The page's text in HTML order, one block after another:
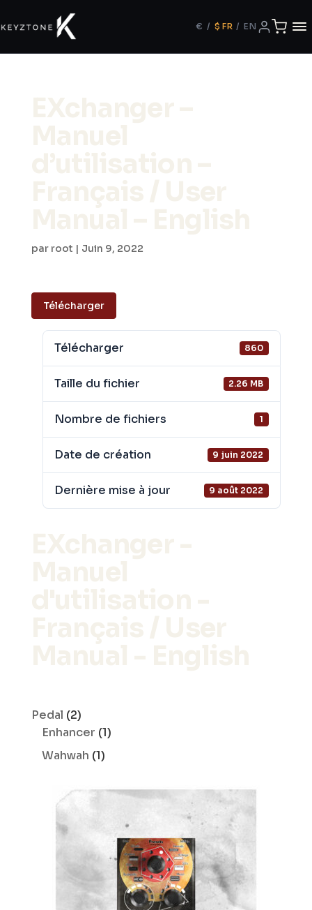
€ / $ FR / EN
par root | Juin 9, 2022
Télécharger
Télécharger 860
Taille du fichier 2.26 MB
Nombre de fichiers 1
Date de création 9 juin 2022
Dernière mise à jour 9 août 2022
Pedal 22
produits
Enhancer 11
Wahwah 11